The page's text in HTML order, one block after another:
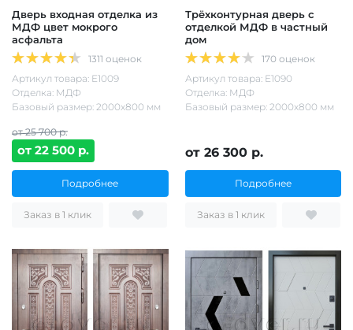
Дверь входная отделка из
МДФ цвет мокрого
асфальта
1311 оценок
Артикул товара: Е1009
Отделка: МДФ
Базовый размер: 2000х800 мм
от 25 700 р.
от 22 500 р.
Подробнее
Заказ в 1 клик
Трёхконтурная дверь с
отделкой МДФ в частный
дом
170 оценок
Артикул товара: Е1090
Отделка: МДФ
Базовый размер: 2000х800 мм
от 26 300 р.
Подробнее
Заказ в 1 клик